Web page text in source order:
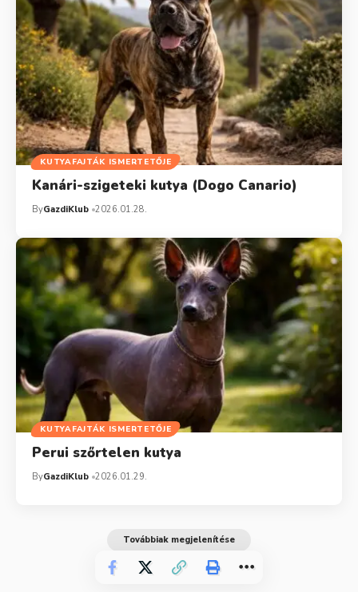
KUTYAFAJTÁK ISMERTETŐJE
Kanári-szigeteki kutya (Dogo Canario)
ByGazdiKlub 2026.01.28.
KUTYAFAJTÁK ISMERTETŐJE
Perui szőrtelen kutya
ByGazdiKlub 2026.01.29.
Továbbiak megjelenítése